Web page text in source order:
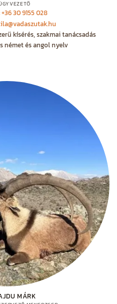
30 9155 028
kísérés, szakmai tanácsadás
német és angol nyelv
MÁRK